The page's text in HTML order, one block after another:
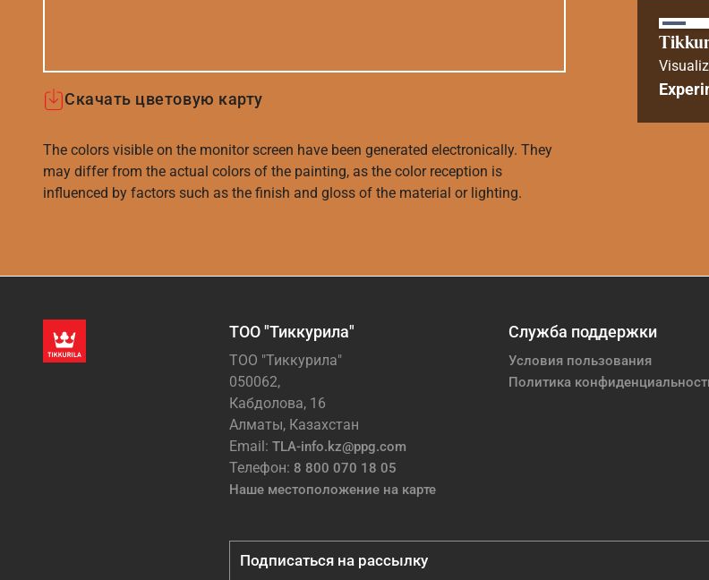
Скачать цветовую карту
The colors visible on the monitor screen have been generated electronically. They
may differ from the actual colors of the painting, as the color reception is
influenced by factors such as the finish and gloss of the material or lighting.
ТОО "Тиккурила"
ТОО "Тиккурила"
050062,
Кабдолова, 16
Алматы, Казахстан
Email: TLA-info.kz@ppg.com
Телефон: 8 800 070 18 05
Наше местоположение на карте
Служба поддержки
Условия пользования
Политика
Подписаться на рассылку